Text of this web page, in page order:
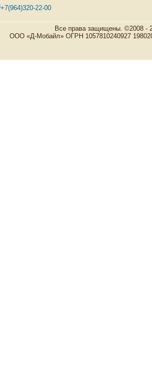
+7(964)320-22-00
Все права защищены. ©2008 -
ООО «Д-Мобайл» ОГРН 1057810240927